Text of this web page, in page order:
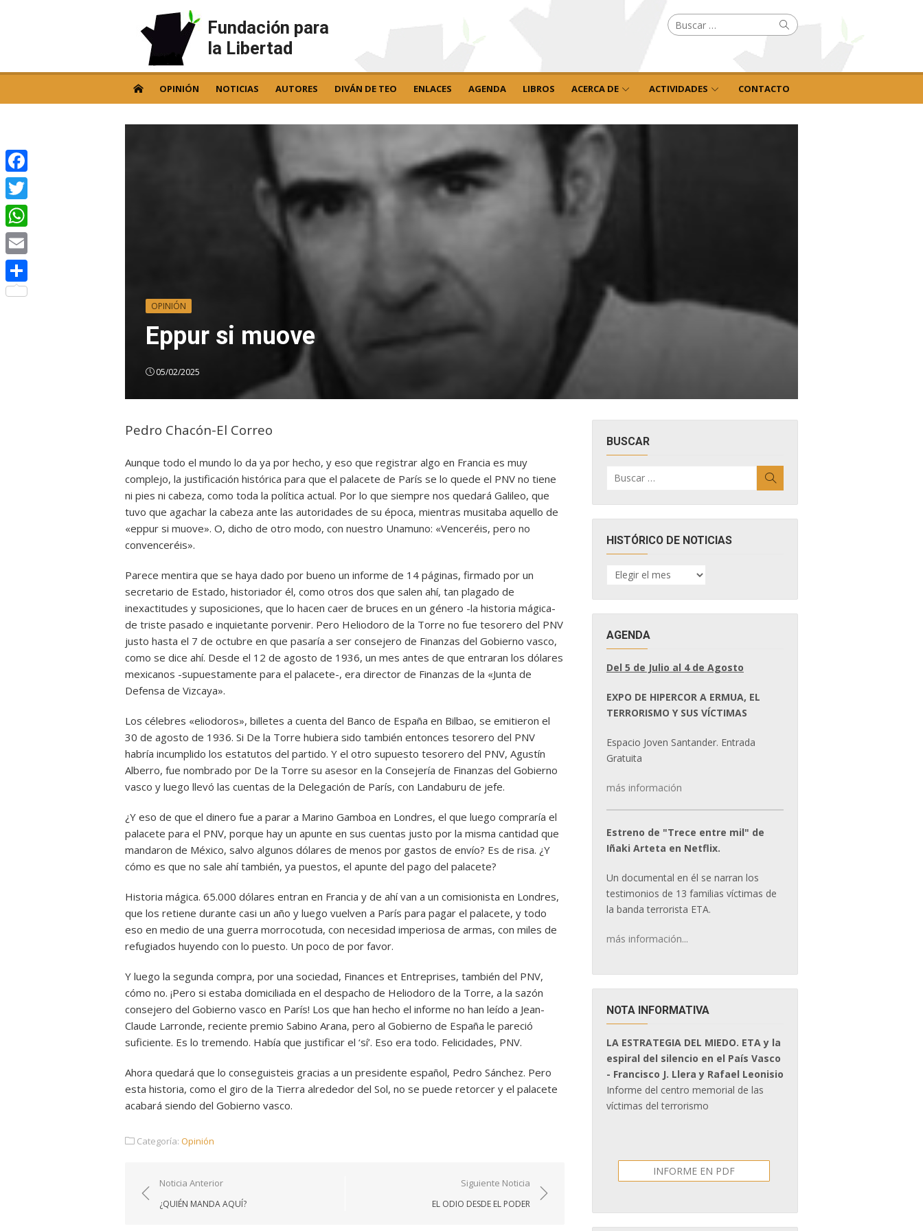
Fundación para
la Libertad
Buscar
por: Buscar
OPINIÓN NOTICIAS AUTORES DIVÁN DE TEO ENLACES AGENDA LIBROS ACERCA DE ACTIVIDADES CONTACTO
OPINIÓN
Eppur si muove
05/02/2025
Pedro Chacón-El Correo
Aunque todo el mundo lo da ya por hecho, y eso que registrar algo en Francia es muy
complejo, la justificación histórica para que el palacete de París se lo quede el PNV no tiene
ni pies ni cabeza, como toda la política actual. Por lo que siempre nos quedará Galileo, que
tuvo que agachar la cabeza ante las autoridades de su época, mientras musitaba aquello de
«eppur si muove». O, dicho de otro modo, con nuestro Unamuno: «Venceréis, pero no
convenceréis».
Parece mentira que se haya dado por bueno un informe de 14 páginas, firmado por un
secretario de Estado, historiador él, como otros dos que salen ahí, tan plagado de
inexactitudes y suposiciones, que lo hacen caer de bruces en un género -la historia mágica-
de triste pasado e inquietante porvenir. Pero Heliodoro de la Torre no fue tesorero del PNV
justo hasta el 7 de octubre en que pasaría a ser consejero de Finanzas del Gobierno vasco,
como se dice ahí. Desde el 12 de agosto de 1936, un mes antes de que entraran los dólares
mexicanos -supuestamente para el palacete-, era director de Finanzas de la «Junta de
Defensa de Vizcaya».
Los célebres «eliodoros», billetes a cuenta del Banco de España en Bilbao, se emitieron el
30 de agosto de 1936. Si De la Torre hubiera sido también entonces tesorero del PNV
habría incumplido los estatutos del partido. Y el otro supuesto tesorero del PNV, Agustín
Alberro, fue nombrado por De la Torre su asesor en la Consejería de Finanzas del Gobierno
vasco y luego llevó las cuentas de la Delegación de París, con Landaburu de jefe.
¿Y eso de que el dinero fue a parar a Marino Gamboa en Londres, el que luego compraría el
palacete para el PNV, porque hay un apunte en sus cuentas justo por la misma cantidad que
mandaron de México, salvo algunos dólares de menos por gastos de envío? Es de risa. ¿Y
cómo es que no sale ahí también, ya puestos, el apunte del pago del palacete?
Historia mágica. 65.000 dólares entran en Francia y de ahí van a un comisionista en Londres,
que los retiene durante casi un año y luego vuelven a París para pagar el palacete, y todo
eso en medio de una guerra morrocotuda, con necesidad imperiosa de armas, con miles de
refugiados huyendo con lo puesto. Un poco de por favor.
Y luego la segunda compra, por una sociedad, Finances et Entreprises, también del PNV,
cómo no. ¡Pero si estaba domiciliada en el despacho de Heliodoro de la Torre, a la sazón
consejero del Gobierno vasco en París! Los que han hecho el informe no han leído a Jean-
Claude Larronde, reciente premio Sabino Arana, pero al Gobierno de España le pareció
suficiente. Es lo tremendo. Había que justificar el ‘sí’. Eso era todo. Felicidades, PNV.
Ahora quedará que lo conseguisteis gracias a un presidente español, Pedro Sánchez. Pero
esta historia, como el giro de la Tierra alrededor del Sol, no se puede retorcer y el palacete
acabará siendo del Gobierno vasco.
Categoría: Opinión
Navegación
de
Noticia Anterior
¿QUIÉN MANDA AQUÍ?
Siguiente Noticia
EL ODIO DESDE EL PODER
BUSCAR
por:
HISTÓRICO DE NOTICIAS
HISTÓRICO
DE
AGENDA
Del 5 de Julio al 4 de Agosto
EXPO DE HIPERCOR A ERMUA, EL
TERRORISMO Y SUS VÍCTIMAS
Espacio Joven Santander. Entrada
Gratuita
más información
Estreno de "Trece entre mil" de
Iñaki Arteta en Netflix.
Un documental en él se narran los
testimonios de 13 familias víctimas de
la banda terrorista ETA.
más información...
NOTA INFORMATIVA
LA ESTRATEGIA DEL MIEDO. ETA y la
espiral del silencio en el País Vasco
- Francisco J. Llera y Rafael Leonisio
Informe del centro memorial de las
víctimas del terrorismo
INFORME EN PDF
Facebook
Twitter
WhatsApp
Email
Compartir